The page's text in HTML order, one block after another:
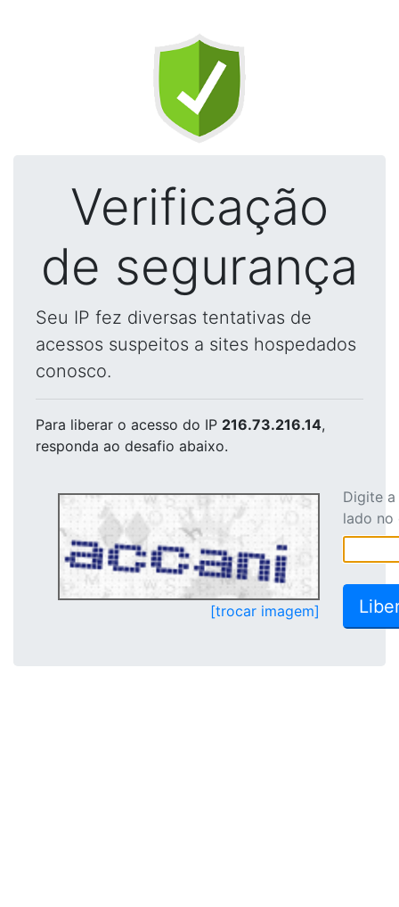
Verificação
de segurança
Seu IP fez diversas tentativas de
acessos suspeitos a sites hospedados
conosco.
Para liberar o acesso do IP 216.73.216.14,
responda ao desafio abaixo.
[trocar imagem]
Digite
lado no